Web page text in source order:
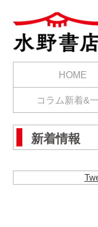
HOME
コラム新着&
新着情報